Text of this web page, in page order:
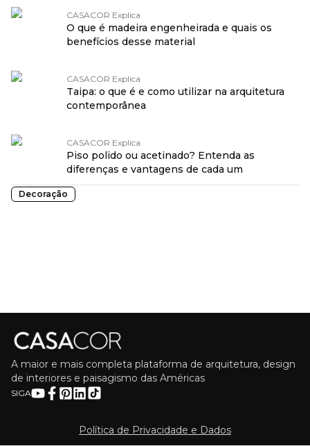
CASACOR Explica
O que é madeira engenheirada e quais os
benefícios desse material
CASACOR Explica
Taipa: o que é e como utilizar na arquitetura
contemporânea
CASACOR Explica
Piso polido ou acetinado? Entenda as
diferenças e vantagens de cada um
Decoração
A maior e mais completa plataforma de arquitetura, design
de interiores e paisagismo das Américas
SIGA
Política de Privacidade e Dados